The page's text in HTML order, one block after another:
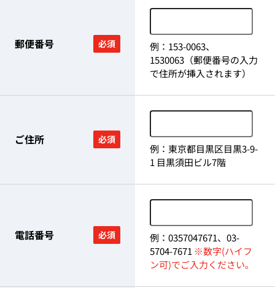
郵便番号 必須
例：153-0063、
1530063（郵便番号の入力
で住所が挿入されます）
ご住所 必須
例：東京都目黒区目黒3-9-
1 目黒須田ビル7階
電話番号 必須
例：0357047671、03-
5704-7671 ※数字(ハイフ
ン可)でご入力ください。